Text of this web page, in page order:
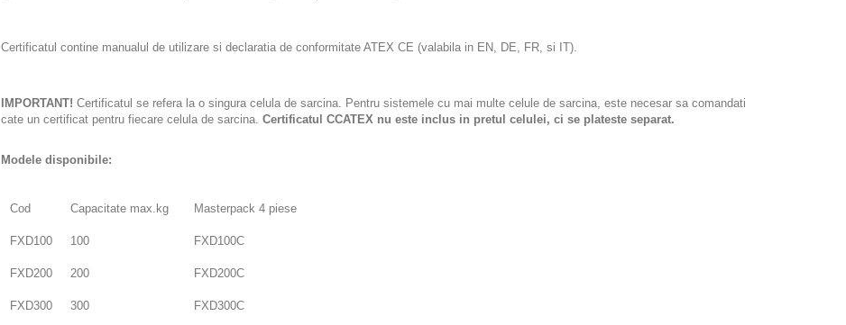
Certificatul contine manualul de utilizare si declaratia de conformitate ATEX CE (valabila in EN, DE, FR, si IT).
IMPORTANT! Certificatul se refera la o singura celula de sarcina. Pentru sistemele cu mai multe celule de sarcina, este necesar sa comandati
cate un certificat pentru fiecare celula de sarcina. Certificatul CCATEX nu este inclus in pretul celulei, ci se plateste separat.
Modele disponibile:
Cod Capacitate max.kg Masterpack 4 piese
FXD100 100 FXD100C
FXD200 200 FXD200C
FXD300 300 FXD300C